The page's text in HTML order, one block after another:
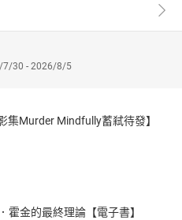
的頑童，
國性格。
學之父。二十八歲這一年，首度
作品，此後一生筆耕不輟。代
記》的靈感來源是童年居住在密
7/30 - 2026/8/5
集Murder Mindfully蓄弒待發】
霍金的最終理論【電子書】